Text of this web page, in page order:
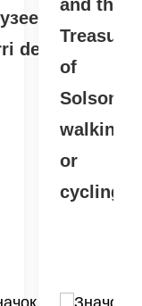
de la
and the
of
Solsonès
walking
or
cycling